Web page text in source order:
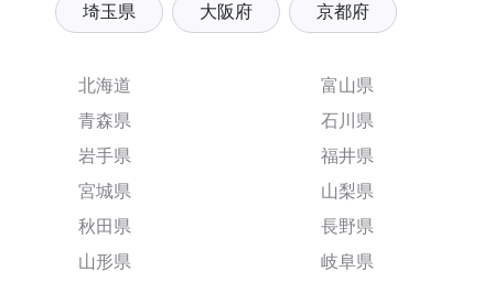
埼玉県 大阪府 京都府
北海道
青森県
岩手県
宮城県
秋田県
山形県
富山県
石川県
福井県
山梨県
長野県
岐阜県